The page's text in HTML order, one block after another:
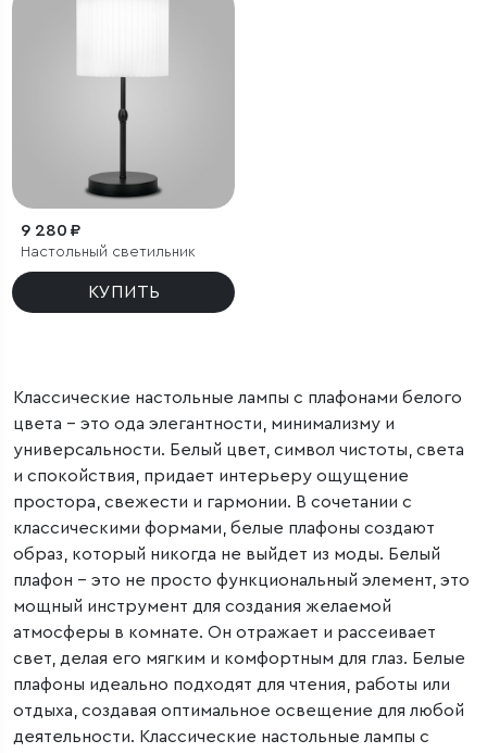
9 280 ₽
Настольный светильник
КУПИТЬ
Классические настольные лампы с плафонами белого
цвета – это ода элегантности, минимализму и
универсальности. Белый цвет, символ чистоты, света
и спокойствия, придает интерьеру ощущение
простора, свежести и гармонии. В сочетании с
классическими формами, белые плафоны создают
образ, который никогда не выйдет из моды. Белый
плафон – это не просто функциональный элемент, это
мощный инструмент для создания желаемой
атмосферы в комнате. Он отражает и рассеивает
свет, делая его мягким и комфортным для глаз. Белые
плафоны идеально подходят для чтения, работы или
отдыха, создавая оптимальное освещение для любой
деятельности. Классические настольные лампы с